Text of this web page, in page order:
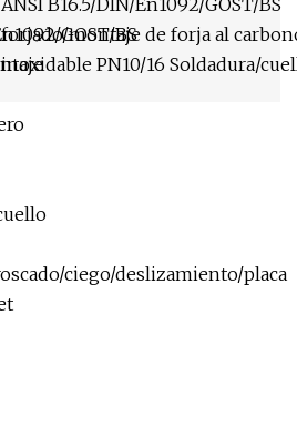
ANSI B16.5/DIN/En1092/GOST/BS
forjado/montaje de forja al
inoxidable PN10/16 Soldadura/
plana/Socket RF/brida de tubo FF